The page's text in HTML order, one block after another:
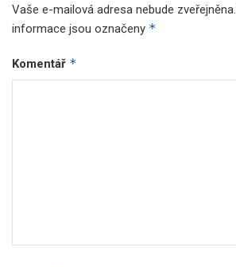
Vaše e-mailová adresa nebude zveřejněna.
informace jsou označeny *
Komentář *